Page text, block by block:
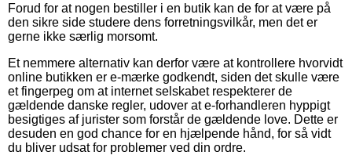
Forud for at nogen bestiller i en butik kan de for at være på
den sikre side studere dens forretningsvilkår, men det er
gerne ikke særlig morsomt.
Et nemmere alternativ kan derfor være at kontrollere hvorvidt
online butikken er e-mærke godkendt, siden det skulle være
et fingerpeg om at internet selskabet respekterer de
gældende danske regler, udover at e-forhandleren hyppigt
besigtiges af jurister som forstår de gældende love. Dette er
desuden en god chance for en hjælpende hånd, for så vidt
du bliver udsat for problemer ved din ordre.